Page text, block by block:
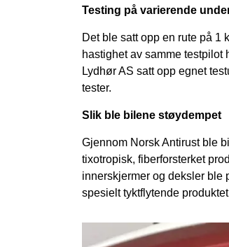
Testing på varierende
Det ble satt opp en rute på
hastighet av samme testpilot
Lydhør AS satt opp egnet
tester.
Slik ble bilene støydempet
Gjennom Norsk Antirust ble
tixotropisk, fiberforsterket
innerskjermer og deksler ble
spesielt tyktflytende